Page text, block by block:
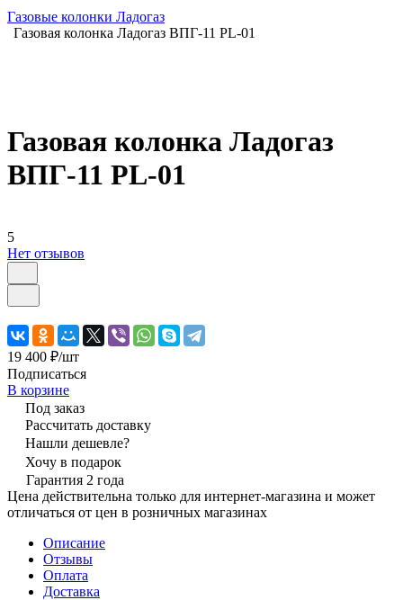
Газовые колонки Ладогаз
Газовая колонка Ладогаз ВПГ-11 PL-01
Газовая колонка Ладогаз
ВПГ-11 PL-01
5
Нет отзывов
19 400 ₽/шт
Подписаться
В корзине
Под заказ
Рассчитать доставку
Нашли дешевле?
Хочу в подарок
Гарантия 2 года
Цена действительна только для интернет-магазина и может
отличаться от цен в розничных магазинах
Описание
Отзывы
Оплата
Доставка